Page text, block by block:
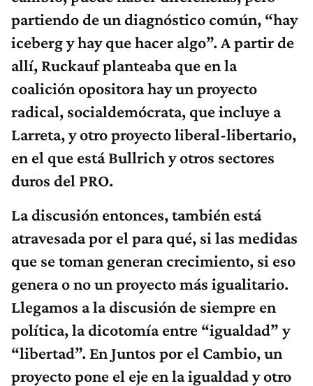
partiendo de un diagnóstico común, “hay
iceberg y hay que hacer algo”. A partir de
allí, Ruckauf planteaba que en la
coalición opositora hay un proyecto
radical, socialdemócrata, que incluye a
Larreta, y otro proyecto liberal-libertario,
en el que está Bullrich y otros sectores
duros del PRO.
La discusión entonces, también está
atravesada por el para qué, si las medidas
que se toman generan crecimiento, si eso
genera o no un proyecto más igualitario.
Llegamos a la discusión de siempre en
política, la dicotomía entre “igualdad” y
“libertad”. En Juntos por el Cambio, un
proyecto pone el eje en la igualdad y otro